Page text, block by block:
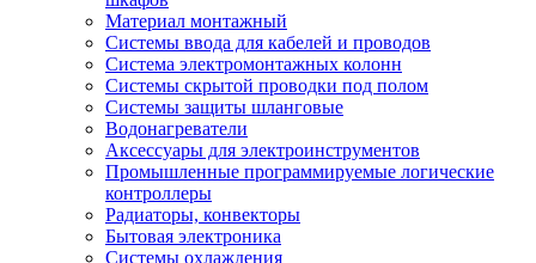
Материал монтажный
Системы ввода для кабелей и проводов
Система электромонтажных колонн
Системы скрытой проводки под полом
Системы защиты шланговые
Водонагреватели
Аксессуары для электроинструментов
Промышленные программируемые логические
контроллеры
Радиаторы, конвекторы
Бытовая электроника
Системы охлаждения